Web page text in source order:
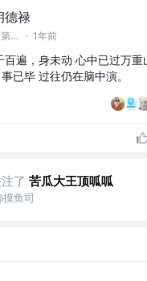
德禄
实习铁帽子王 第二巴图鲁 · 1年前
百遍，身未动 心中已过万重
已毕 过往仍在脑中演。
了 苦瓜大王顶呱呱
摸鱼司